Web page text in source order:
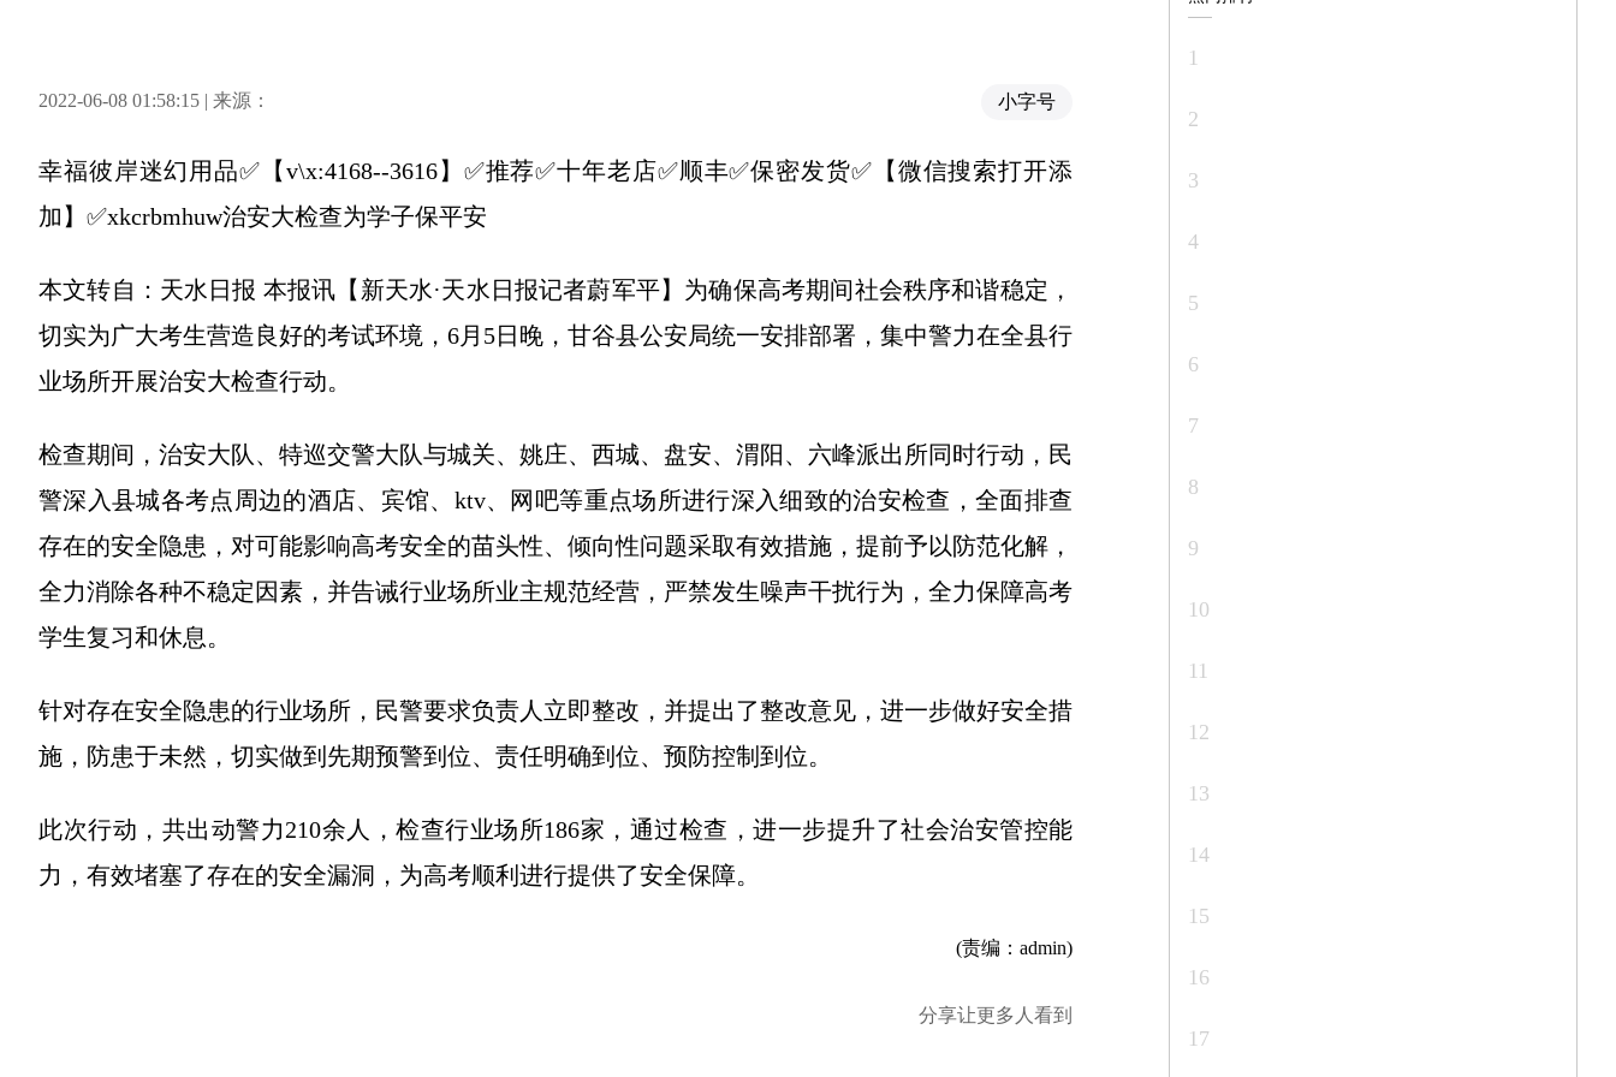
2022-06-08 01:58:15 | 来源： 小字号
幸福彼岸迷幻用品✅【v\x:4168--3616】✅推荐✅十年老店✅顺丰✅保密发货✅【微信搜索打开添
加】✅xkcrbmhuw治安大检查为学子保平安
本文转自：天水日报 本报讯【新天水·天水日报记者蔚军平】为确保高考期间社会秩序和谐稳定，
切实为广大考生营造良好的考试环境，6月5日晚，甘谷县公安局统一安排部署，集中警力在全县行
业场所开展治安大检查行动。
检查期间，治安大队、特巡交警大队与城关、姚庄、西城、盘安、渭阳、六峰派出所同时行动，民
警深入县城各考点周边的酒店、宾馆、ktv、网吧等重点场所进行深入细致的治安检查，全面排查
存在的安全隐患，对可能影响高考安全的苗头性、倾向性问题采取有效措施，提前予以防范化解，
全力消除各种不稳定因素，并告诫行业场所业主规范经营，严禁发生噪声干扰行为，全力保障高考
学生复习和休息。
针对存在安全隐患的行业场所，民警要求负责人立即整改，并提出了整改意见，进一步做好安全措
施，防患于未然，切实做到先期预警到位、责任明确到位、预防控制到位。
此次行动，共出动警力210余人，检查行业场所186家，通过检查，进一步提升了社会治安管控能
力，有效堵塞了存在的安全漏洞，为高考顺利进行提供了安全保障。
(责编：admin)
分享让更多人看到
1
2
3
4
5
6
7
8
9
10
11
12
13
14
15
16
17